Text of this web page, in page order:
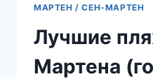
МАРТЕН / СЕН-МАРТЕН
Лучшие
Мартена